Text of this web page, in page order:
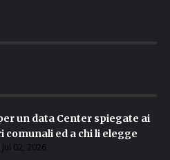
un data Center spiegate ai
comunali ed a chi li elegge
Jul 02, 2026